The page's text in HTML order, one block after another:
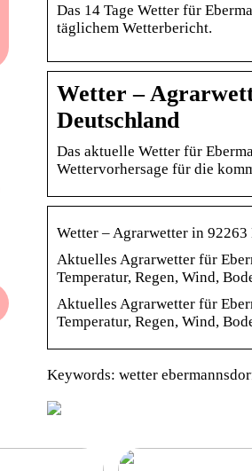
Das 14 Tage Wetter für
täglichem Wetterbericht.
Wetter –
Deutschland
Das aktuelle Wetter für
Wettervorhersage für die
Wetter – Agrarwetter in
Aktuelles Agrarwetter für
Temperatur, Regen, Wind,
Aktuelles Agrarwetter für
Temperatur, Regen, Wind,
Keywords: wetter